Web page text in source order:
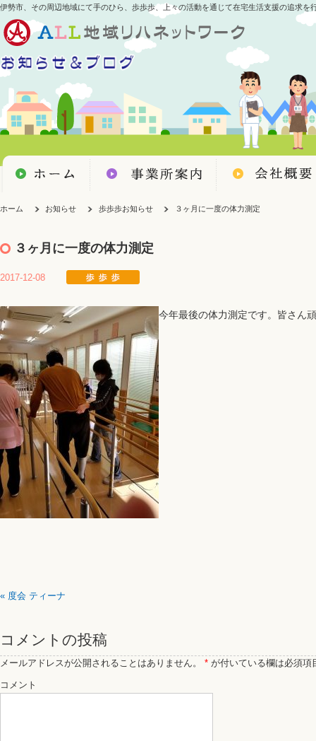
伊勢市、その周辺地域にて手のひら、歩歩歩、上々の活動を通じて在宅生活支援の追求を
ホーム お知らせ 歩歩歩お知らせ ３ヶ月に一度の体力測定
３ヶ月に一度の体力測定
2017-12-08
今年最後の体力測定です。皆さん
« 度会 ティーナ
コメントの投稿
メールアドレスが公開されることはありません。 * が付いている欄は必須項
コメント